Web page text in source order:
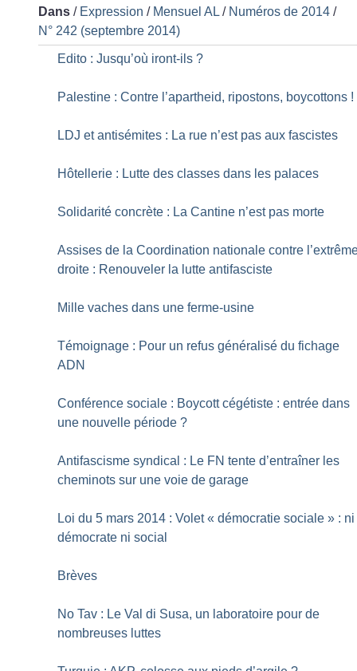
Dans / Expression / Mensuel AL / Numéros de 2014 /
N° 242 (septembre 2014)
Edito : Jusqu’où iront-ils ?
Palestine : Contre l’apartheid, ripostons, boycottons !
LDJ et antisémites : La rue n’est pas aux fascistes
Hôtellerie : Lutte des classes dans les palaces
Solidarité concrète : La Cantine n’est pas morte
Assises de la Coordination nationale contre
droite : Renouveler la lutte antifasciste
Mille vaches dans une ferme-usine
Témoignage : Pour un refus généralisé du fichage
ADN
Conférence sociale : Boycott cégétiste : entrée dans
une nouvelle période ?
Antifascisme syndical : Le FN tente d’entraîner les
cheminots sur une voie de garage
Loi du 5 mars 2014 : Volet « démocratie sociale » : ni
démocrate ni social
Brèves
No Tav : Le Val di Susa, un laboratoire pour de
nombreuses luttes